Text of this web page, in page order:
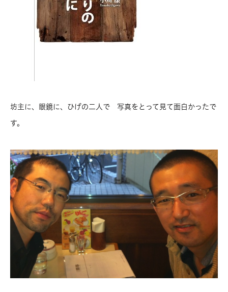
坊主に、眼鏡に、ひげの二人で 写真をとって見て面白かったで
す。